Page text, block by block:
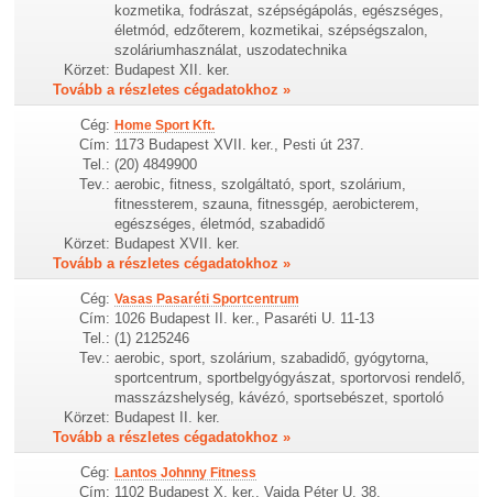
kozmetika, fodrászat, szépségápolás, egészséges,
életmód, edzőterem, kozmetikai, szépségszalon,
szoláriumhasználat, uszodatechnika
Körzet: Budapest XII. ker.
Tovább a részletes cégadatokhoz »
Cég: Home Sport Kft.
Cím: 1173 Budapest XVII. ker., Pesti út 237.
Tel.: (20) 4849900
Tev.: aerobic, fitness, szolgáltató, sport, szolárium,
fitnessterem, szauna, fitnessgép, aerobicterem,
egészséges, életmód, szabadidő
Körzet: Budapest XVII. ker.
Tovább a részletes cégadatokhoz »
Cég: Vasas Pasaréti Sportcentrum
Cím: 1026 Budapest II. ker., Pasaréti U. 11-13
Tel.: (1) 2125246
Tev.: aerobic, sport, szolárium, szabadidő, gyógytorna,
sportcentrum, sportbelgyógyászat, sportorvosi rendelő,
masszázshelység, kávézó, sportsebészet, sportoló
Körzet: Budapest II. ker.
Tovább a részletes cégadatokhoz »
Cég: Lantos Johnny Fitness
Cím: 1102 Budapest X. ker., Vajda Péter U. 38.